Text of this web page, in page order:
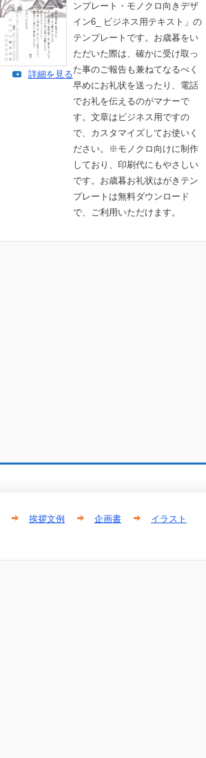
ンプレート・モノクロ向きデザ
イン6_ ビジネス用テキスト」の
テンプレートです。お歳暮をい
ただいた際は、確かに受け取っ
た事のご報告も兼ねてなるべく
早めにお礼状を送ったり、電話
でお礼を伝えるのがマナーで
す。文章はビジネス用ですの
で、カスタマイズしてお使いく
ださい。※モノクロ向けに制作
しており、印刷代にもやさしい
です。お歳暮お礼状はがきテン
プレートは無料ダウンロード
で、ご利用いただけます。
詳細を見る
挨拶文例 企画書
イラスト